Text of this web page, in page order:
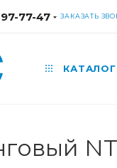
77-47 ЗАКАЗАТЬ
КАТАЛОГ